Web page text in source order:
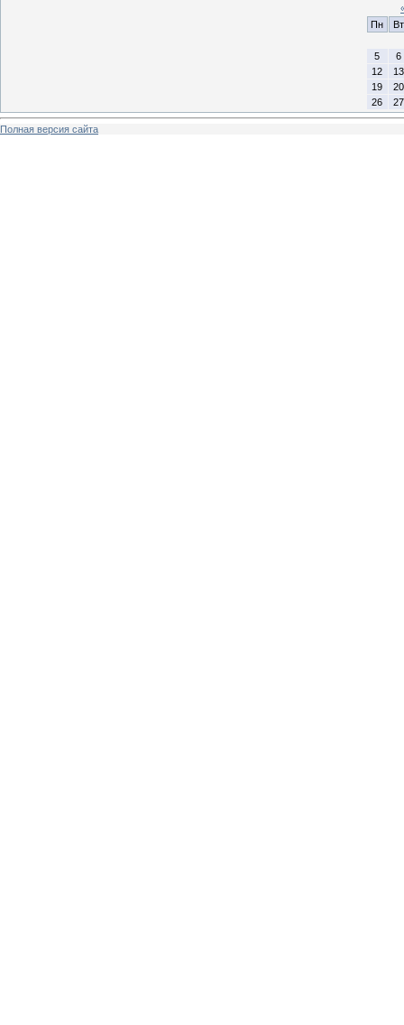
Пн
Вт
5
6
12
13
19
20
26
27
Полная версия сайта